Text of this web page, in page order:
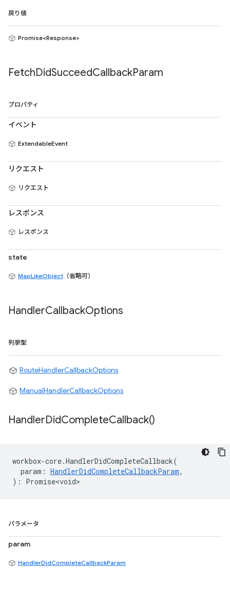
戻り値
Promise<Response>
FetchDidSucceedCallbackParam
プロパティ
イベント
ExtendableEvent
リクエスト
リクエスト
レスポンス
レスポンス
state
MapLikeObject （省略可）
HandlerCallbackOptions
列挙型
RouteHandlerCallbackOptions
ManualHandlerCallbackOptions
HandlerDidCompleteCallback()
workbox-core.HandlerDidCompleteCallback(
param : HandlerDidCompleteCallbackParam,
) : Promise<void>
パラメータ
param
HandlerDidCompleteCallbackParam